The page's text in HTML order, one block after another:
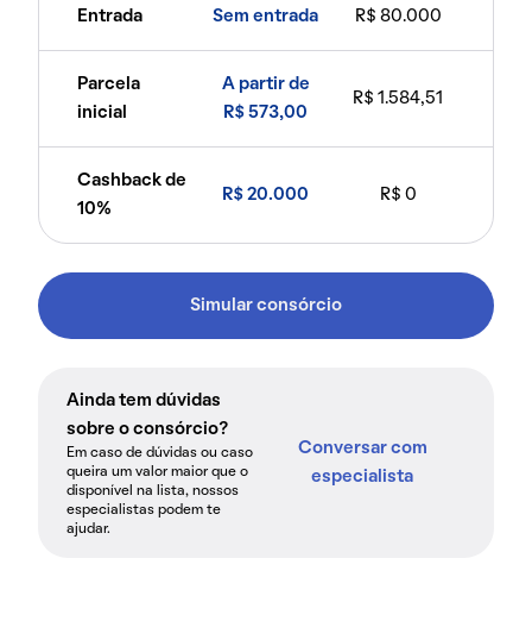
Entrada Sem entrada R$ 80.000
Parcela
inicial
A partir de
R$ 573,00
R$ 1.584,51
Cashback de
10%
R$ 20.000 R$ 0
Simular consórcio
Ainda tem dúvidas
sobre o consórcio?
Em caso de dúvidas ou caso
queira um valor maior que o
disponível na lista, nossos
especialistas podem te
ajudar.
Conversar com
especialista